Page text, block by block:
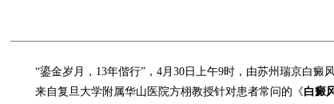
“鎏金岁月，13年偕行”，4月30日上午9时，由苏州瑞京白癜
来自复旦大学附属华山医院方栩教授针对患者常问的《白癜